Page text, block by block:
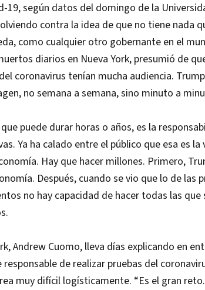
19, según datos del domingo de la
contra la idea de que no tiene nada
como cualquier otro gobernante en el
diarios en Nueva York, presumió de
coronavirus tenían mucha audiencia.
no semana a semana, sino minuto a
puede durar horas o años, es la
Ya ha calado entre el público que esa es la
Hay que hacer millones. Primero,
Después, cuando se vio que lo de las
no hay capacidad de hacer todas las que
Andrew Cuomo, lleva días explicando en
de realizar pruebas del
muy difícil logísticamente. “Es el gran